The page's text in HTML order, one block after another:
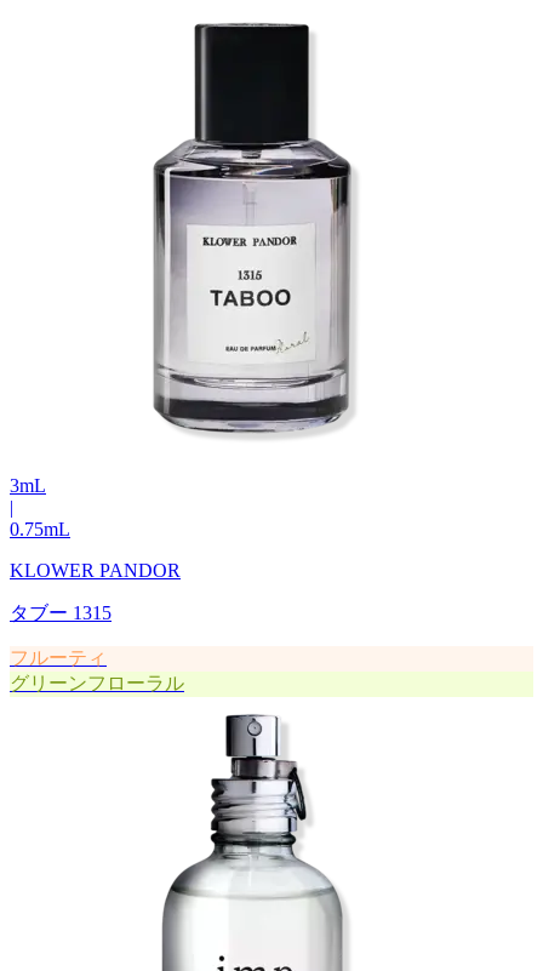
3mL
|
0.75mL
KLOWER PANDOR
タブー 1315
フルーティ
グリーンフローラル